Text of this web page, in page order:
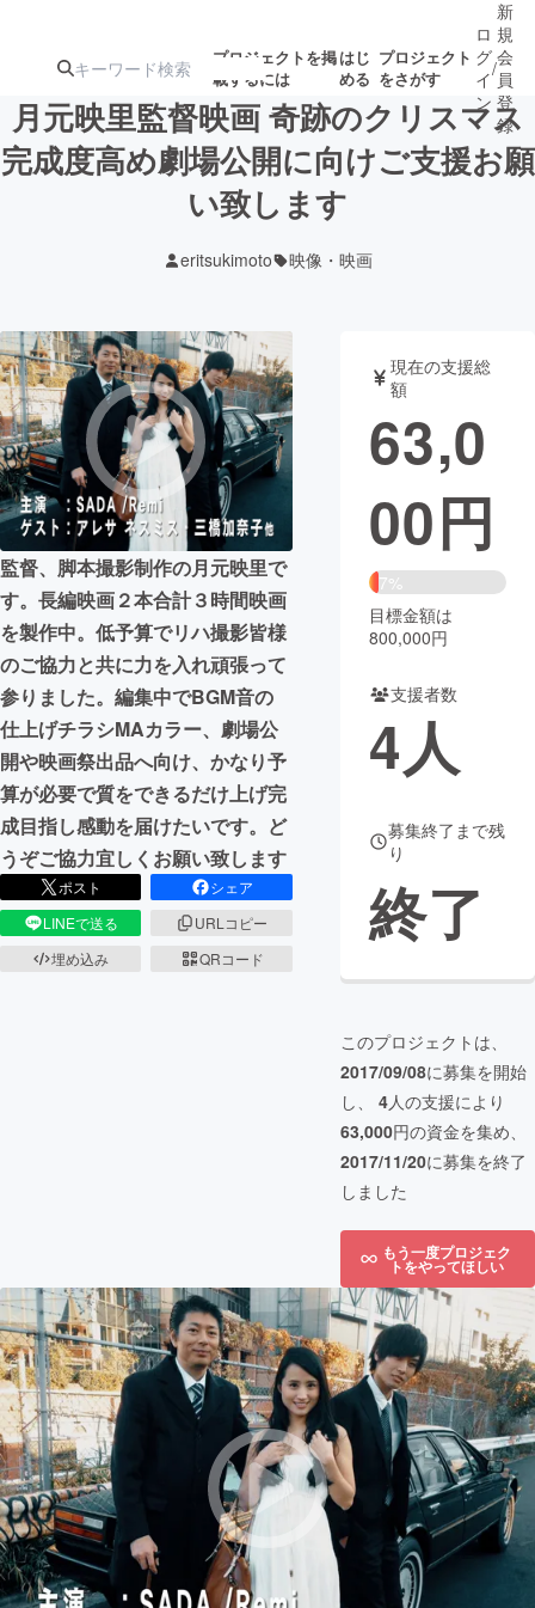
プロジェクトを掲
載するには
はじ
める
プロジェクト
をさがす
注目の新着プロ 募集終了が近いプ
ロジェクト
テクノロジー・ガジェット
映像・映画 書籍・雑誌
ビジネス・起業 チャレンジ
まちづくり・地域活性化
CAMPFIRE for Social Good
CAMPFIRE Creation
CAMPFIREふるさと納税
コミュニティ
ロ
グ
イ
ン
/
新
規
会
員
登
録
月元映里監督映画 奇跡のクリスマス
完成度高め劇場公開に向けご支援お願
い致します
eritsukimoto 映像・映画
監督、脚本撮影制作の月元映里で
す。長編映画２本合計３時間映画
を製作中。低予算でリハ撮影皆様
のご協力と共に力を入れ頑張って
参りました。編集中でBGM音の
仕上げチラシMAカラー、劇場公
開や映画祭出品へ向け、かなり予
算が必要で質をできるだけ上げ完
成目指し感動を届けたいです。ど
うぞご協力宜しくお願い致します
ポスト
シェア
LINEで送る
URLコピー
埋め込み
QRコード
現在の支援総
額
63,0
00円
7%
目標金額は
800,000円
支援者数
4人
募集終了まで残
り
終了
このプロジェクトは、
2017/09/08に募集を開始
し、 4人の支援により
63,000円の資金を集め、
2017/11/20に募集を終了
しました
もう一度プロジェク
トをやってほしい